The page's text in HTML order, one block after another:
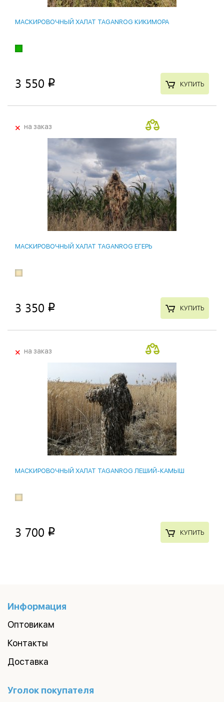
МАСКИРОВОЧНЫЙ ХАЛАТ TAGANROG КИКИМОРА
3 550 p КУПИТЬ
+на заказ
МАСКИРОВОЧНЫЙ ХАЛАТ TAGANROG ЕГЕРЬ
3 350 p КУПИТЬ
+на заказ
МАСКИРОВОЧНЫЙ ХАЛАТ TAGANROG ЛЕШИЙ-КАМЫШ
3 700 p КУПИТЬ
Информация
Оптовикам
Контакты
Доставка
Уголок покупателя